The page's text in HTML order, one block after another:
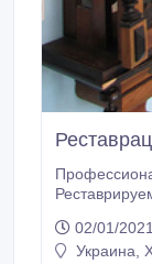
Удаление
тонировки,
02/01/
Украина,